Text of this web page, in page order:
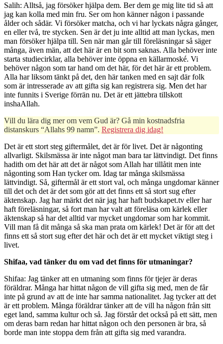
Salih: Alltså, jag försöker hjälpa dem. Ber dem ge mig lite tid så att
jag kan kolla med min fru. Ser om hon känner någon i passande
ålder och sådär. Vi försöker matcha, och vi har lyckats några gånger,
en eller två, tre stycken. Sen är det ju inte alltid att man lyckas, men
man försöker hjälpa till. Sen när man går till föreläsningar så säger
många, även män, att det här är en bit som saknas. Alla behöver inte
starta studiecirklar, alla behöver inte öppna en källarmoské. Vi
behöver någon som tar hand om det här, för det här är ett problem.
Alla har liksom tänkt på det, den här tanken med en sajt där folk
som är intresserade av att gifta sig kan registrera sig. Men det har
inte funnits i Sverige förrän nu. Det är ett jättebra tillskott
inshaAllah.
Vill du lära dig mer om vem Gud är? Gå min kostnadsfria
distanskurs “Allahs 99 namn”. Registrera dig idag!
Det är ett stort steg giftermålet, det är för livet. Det är någonting
allvarligt. Skilsmässa är inte något man bara tar lättvindigt. Det finns
hadith om det här att det är något som Allah har tillåtit men inte
någonting som Han tycker om. Idag tar många skilsmässa
lättvindigt. Så, giftermål är ett stort val, och många ungdomar känner
till det och det är det som gör att det finns ett så stort sug efter
äktenskap. Jag har märkt det när jag har haft budskapet.tv eller har
haft föreläsningar, så fort man har valt att föreläsa om kärlek eller
äktenskap så har det alltid var mycket ungdomar som har kommit.
Vill man få dit många så ska man prata om kärlek! Det är för att det
finns ett så stort sug efter det här och det är ett mycket viktigt steg i
livet.
Shifaa, vad tänker du om vad det finns för utmaningar?
Shifaa: Jag tänker att en utmaning som finns för tjejer är deras
föräldrar. Många har hittat någon de vill gifta sig med, men de får
inte på grund av att de inte har samma nationalitet. Jag tycker att det
är ett problem. Många föräldrar tänker att de vill ha någon från sitt
eget land, samma kultur och så. Jag förstår det också på ett sätt, men
om deras barn redan har hittat någon och den personen är bra, så
borde man inte stoppa dem från att gifta sig med varandra.